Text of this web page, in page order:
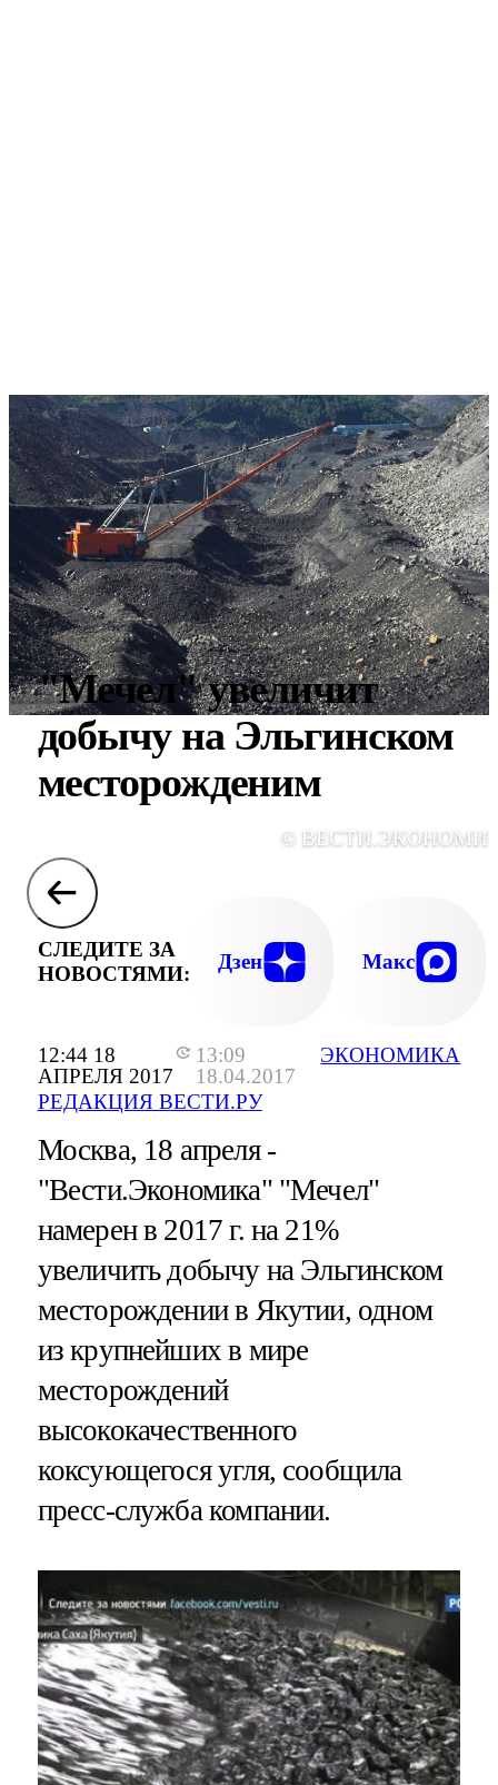
12:44 18
АПРЕЛЯ 2017
13:09
18.04.2017
РЕДАКЦИЯ ВЕСТИ.РУ
ЭКОНОМИКА
"Мечел" увеличит
добычу на Эльгинском
месторожденим
©
СЛЕДИТЕ ЗА
НОВОСТЯМИ:
Дзен Макс
Москва, 18 апреля -
"Вести.Экономика" "Мечел"
намерен в 2017 г. на 21%
увеличить добычу на Эльгинском
месторождении в Якутии, одном
из крупнейших в мире
месторождений
высококачественного
коксующегося угля, сообщила
пресс-служба компании.